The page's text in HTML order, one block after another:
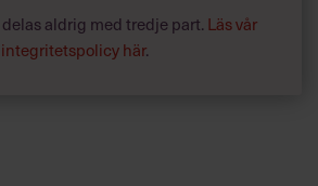
aldrig med tredje part. Läs vår
integritetspolicy här.